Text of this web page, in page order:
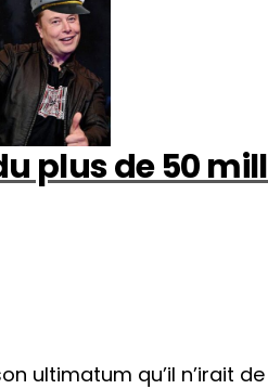
plus de 50
ultimatum qu’il n’irait de